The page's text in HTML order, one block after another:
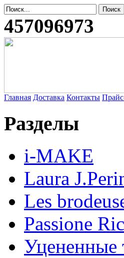
457096973
Главная Доставка Контакты
Разделы
i-MAKE
Laura
Les
Passione
Уцененные